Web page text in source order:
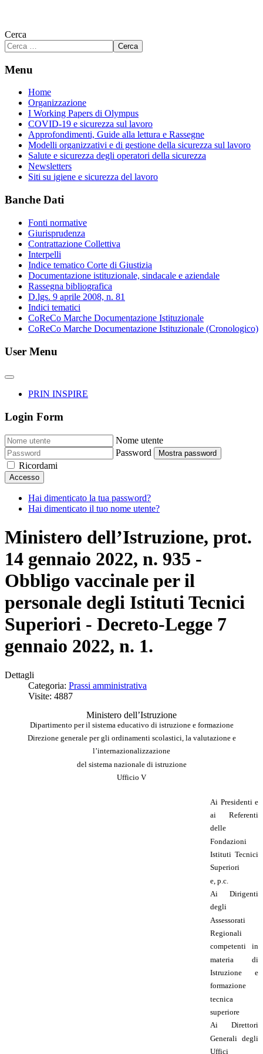
Cerca
Cerca
Menu
Home
Organizzazione
I Working Papers di Olympus
COVID-19 e sicurezza sul lavoro
Approfondimenti, Guide alla lettura e Rassegne
Modelli organizzativi e di gestione della sicurezza sul lavoro
Salute e sicurezza degli operatori della sicurezza
Newsletters
Siti su igiene e sicurezza del lavoro
Banche Dati
Fonti normative
Giurisprudenza
Contrattazione Collettiva
Interpelli
Indice tematico Corte di Giustizia
Documentazione istituzionale, sindacale e aziendale
Rassegna bibliografica
D.lgs. 9 aprile 2008, n. 81
Indici tematici
CoReCo Marche Documentazione Istituzionale
CoReCo Marche Documentazione Istituzionale (Cronologico)
User Menu
PRIN INSPIRE
Login Form
Nome utente
Password
Mostra password
Ricordami
Accesso
Hai dimenticato la tua password?
Hai dimenticato il tuo nome utente?
Ministero dell’Istruzione, prot.
14 gennaio 2022, n. 935 -
Obbligo vaccinale per il
personale degli Istituti Tecnici
Superiori - Decreto-Legge 7
gennaio 2022, n. 1.
Dettagli
Categoria: Prassi amministrativa
Visite: 4887
Ministero dell’Istruzione
Dipartimento per il sistema educativo di istruzione e formazione
Direzione generale per gli ordinamenti scolastici, la valutazione e
l’internazionalizzazione
del sistema nazionale di istruzione
Ufficio V
Ai Presidenti e
ai Referenti
delle
Fondazioni
Istituti Tecnici
Superiori
e, p.c.
Ai Dirigenti
degli
Assessorati
Regionali
competenti in
materia di
Istruzione e
formazione
tecnica
superiore
Ai Direttori
Generali degli
Uffici